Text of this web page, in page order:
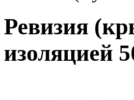
Ревизия
изоляцией